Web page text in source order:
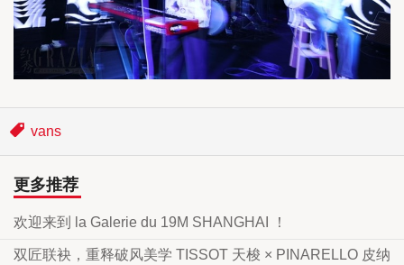
vans
更多推荐
欢迎来到 la Galerie du 19M SHANGHAI ！
双匠联袂，重释破风美学 TISSOT 天梭 × PINARELLO 皮纳